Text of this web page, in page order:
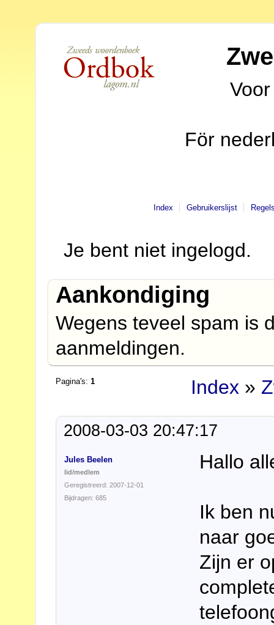
För
Index Gebruikerslijst
Je bent niet ingelogd.
Aankondiging
Wegens teveel spam is
aanmeldingen.
Pagina's:1 Index »
2008-03-03 20:47:17
Jules Beelen
lid/medlem
Geregistreerd: 2007-12-01
Bijdragen: 685
Hallo
Ik ben
naar
Zijn er